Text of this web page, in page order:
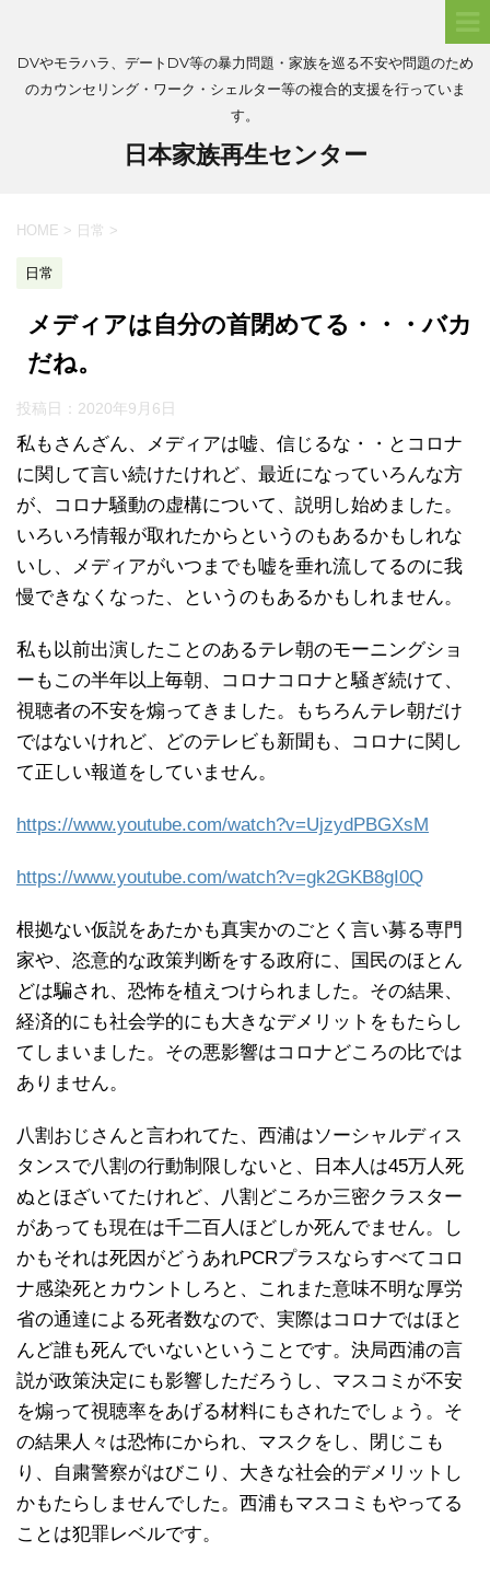
DVやモラハラ、デートDV等の暴力問題・家族を巡る不安や問題のため
のカウンセリング・ワーク・シェルター等の複合的支援を行っていま
す。
日本家族再生センター
HOME > 日常 >
日常
メディアは自分の首閉めてる・・・バカ
だね。
投稿日： 2020年9月6日
私もさんざん、メディアは嘘、信じるな・・とコロナ
に関して言い続けたけれど、最近になっていろんな方
が、コロナ騒動の虚構について、説明し始めました。
いろいろ情報が取れたからというのもあるかもしれな
いし、メディアがいつまでも嘘を垂れ流してるのに我
慢できなくなった、というのもあるかもしれません。
私も以前出演したことのあるテレ朝のモーニングショ
ーもこの半年以上毎朝、コロナコロナと騒ぎ続けて、
視聴者の不安を煽ってきました。もちろんテレ朝だけ
ではないけれど、どのテレビも新聞も、コロナに関し
て正しい報道をしていません。
https://www.youtube.com/watch?v=UjzydPBGXsM
https://www.youtube.com/watch?v=gk2GKB8gI0Q
根拠ない仮説をあたかも真実かのごとく言い募る専門
家や、恣意的な政策判断をする政府に、国民のほとん
どは騙され、恐怖を植えつけられました。その結果、
経済的にも社会学的にも大きなデメリットをもたらし
てしまいました。その悪影響はコロナどころの比では
ありません。
八割おじさんと言われてた、西浦はソーシャルディス
タンスで八割の行動制限しないと、日本人は45万人死
ぬとほざいてたけれど、八割どころか三密クラスター
があっても現在は千二百人ほどしか死んでません。し
かもそれは死因がどうあれPCRプラスならすべてコロ
ナ感染死とカウントしろと、これまた意味不明な厚労
省の通達による死者数なので、実際はコロナではほと
んど誰も死んでいないということです。決局西浦の言
説が政策決定にも影響しただろうし、マスコミが不安
を煽って視聴率をあげる材料にもされたでしょう。そ
の結果人々は恐怖にかられ、マスクをし、閉じこも
り、自粛警察がはびこり、大きな社会的デメリットし
かもたらしませんでした。西浦もマスコミもやってる
ことは犯罪レベルです。